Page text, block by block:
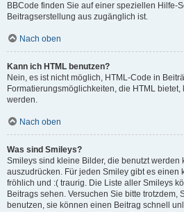
BBCode finden Sie auf einer speziellen Hilfe-
Beitragserstellung aus zugänglich ist.
Nach oben
Kann ich HTML benutzen?
Nein, es ist nicht möglich, HTML-Code in
Formatierungsmöglichkeiten, die HTML
werden.
Nach oben
Was sind Smileys?
Smileys sind kleine Bilder, die benutzt werden
auszudrücken. Für jeden Smiley gibt es einen
fröhlich und :( traurig. Die Liste aller Smileys
Beitrags sehen. Versuchen Sie bitte trotzdem,
benutzen, sie können einen Beitrag schnell